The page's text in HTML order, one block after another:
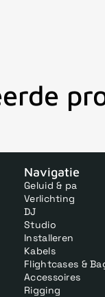
Navigatie
Geluid & pa
Verlichting
DJ
Studio
Installeren
Kabels
Flightcases &
Accessoires
Rigging